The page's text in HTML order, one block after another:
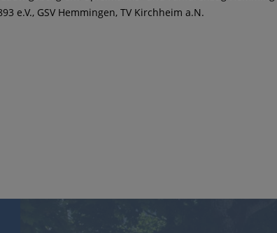
e.V., GSV Hemmingen, TV Kirchheim a.N.